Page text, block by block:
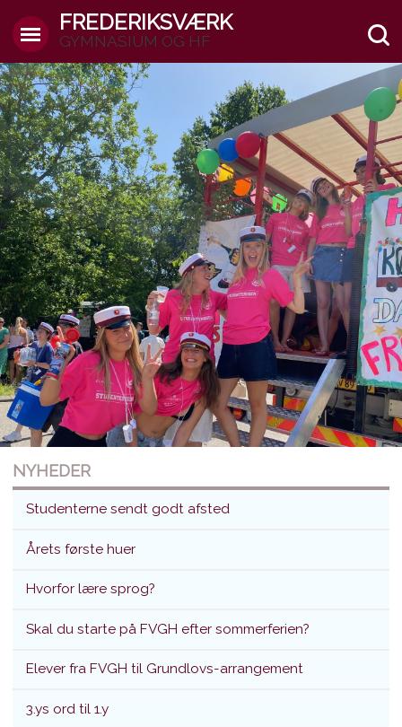
FREDERIKSVÆRK
GYMNASIUM OG HF
Studenterne sendt godt afsted
NYHEDER
Studenterne sendt godt afsted
Årets første huer
Hvorfor lære sprog?
Skal du starte på FVGH efter sommerferien?
Elever fra FVGH til Grundlovs-arrangement
3.ys ord til 1.y